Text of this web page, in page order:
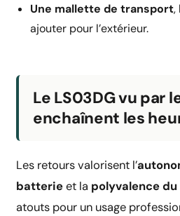
Une mallette de transport,
ajouter pour l’extérieur.
Le LS03DG vu par
enchaînent les
Les retours valorisent l’
batterieet la polyvalence
atouts pour un usage